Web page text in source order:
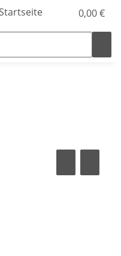
0,00 €